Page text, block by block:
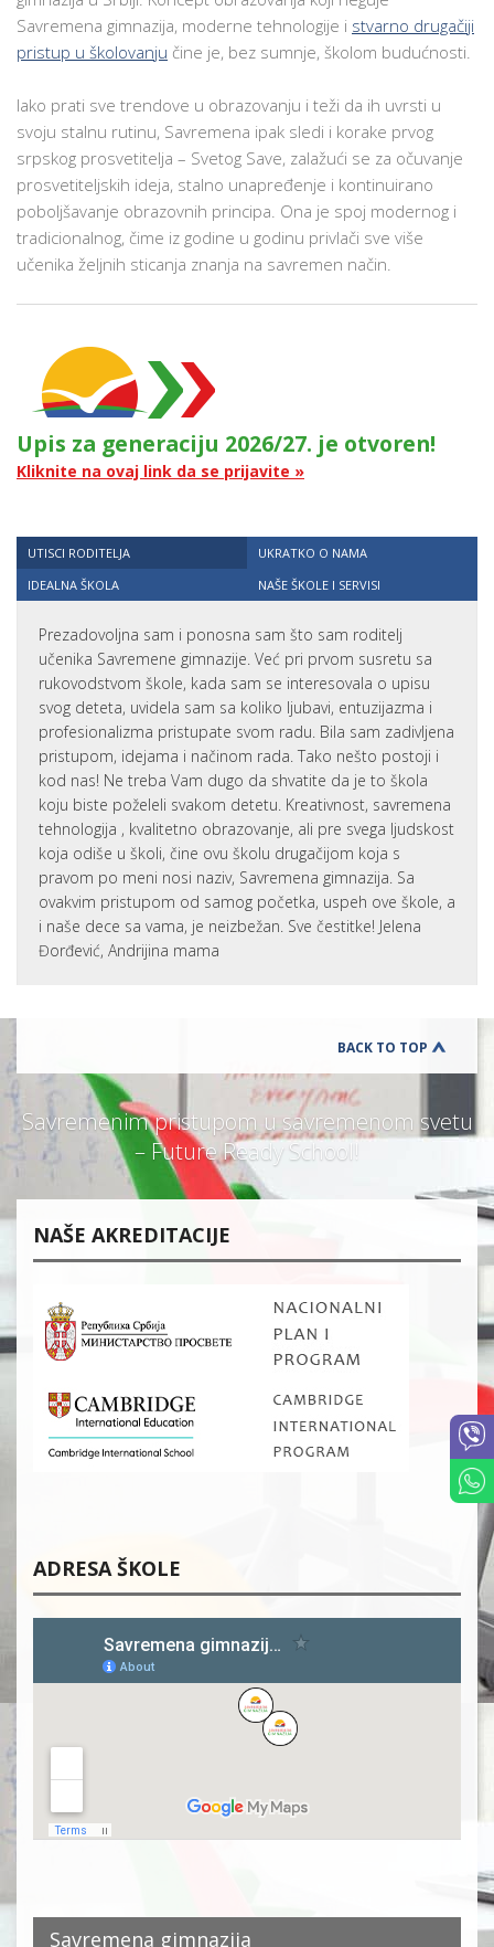
Savremena gimnazija, moderne tehnologije i stvarno drugačiji
pristup u školovanju čine je, bez sumnje, školom budućnosti.
Iako prati sve trendove u obrazovanju i teži da ih uvrsti u
svoju stalnu rutinu, Savremena ipak sledi i korake prvog
srpskog prosvetitelja – Svetog Save, zalažući se za očuvanje
prosvetiteljskih ideja, stalno unapređenje i kontinuirano
poboljšavanje obrazovnih principa. Ona je spoj modernog i
tradicionalnog, čime iz godine u godinu privlači sve više
učenika željnih sticanja znanja na savremen način.
Upis za generaciju 2026/27. je otvoren!
Kliknite na ovaj link da se prijavite »
UTISCI RODITELJA
UKRATKO O NAMA
IDEALNA ŠKOLA
NAŠE ŠKOLE I SERVISI
Prezadovoljna sam i ponosna sam što sam roditelj
učenika Savremene gimnazije. Već pri prvom susretu sa
rukovodstvom škole, kada sam se interesovala o upisu
svog deteta, uvidela sam sa koliko ljubavi, entuzijazma i
profesionalizma pristupate svom radu. Bila sam zadivljena
pristupom, idejama i načinom rada. Tako nešto postoji i
kod nas! Ne treba Vam dugo da shvatite da je to škola
koju biste poželeli svakom detetu. Kreativnost, savremena
tehnologija , kvalitetno obrazovanje, ali pre svega ljudskost
koja odiše u školi, čine ovu školu drugačijom koja s
pravom po meni nosi naziv, Savremena gimnazija. Sa
ovakvim pristupom od samog početka, uspeh ove škole, a
i naše dece sa vama, je neizbežan. Sve čestitke! Jelena
Đorđević, Andrijina mama
BACK TO TOP
Savremenim pristupom u savremenom svetu
– Future Ready School!
NAŠE AKREDITACIJE
ADRESA ŠKOLE
Savremena gimnazija